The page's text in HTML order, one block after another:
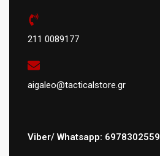
211 0089177
aigaleo@tacticalstore.gr
Viber/ Whatsapp: 6978302559